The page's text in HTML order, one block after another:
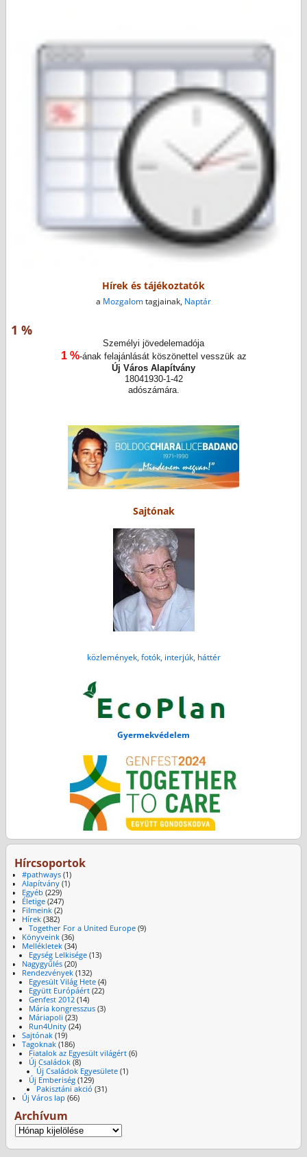
Hírek és tájékoztatók
a Mozgalomtagjainak, Naptár
1 %
Személyi jövedelemadója
1 %-ának felajánlását köszönettel vesszük az
Új Város Alapítvány
18041930-1-42
adószámára.
Sajtónak
közlemények, fotók, interjúk, háttér
Gyermekvédelem
Hírcsoportok
#pathways(1)
Alapítvány(1)
Egyéb (229)
Életige(247)
Filmeink(2)
Hírek(382)
Together For a United Europe (9)
Könyveink(36)
Mellékletek(34)
Egység Lelkisége (13)
Nagygyűlés(20)
Rendezvények(132)
Egyesült Világ Hete (4)
Együtt Európáért (22)
Genfest 2012 (14)
Mária kongresszus (3)
Máriapoli (23)
Run4Unity (24)
Sajtónak(19)
Tagoknak(186)
Fiatalok az Egyesült világért (6)
Új Családok (8)
Új Családok Egyesülete(1)
Új Emberiség (129)
Pakisztáni akció (31)
Új Város lap (66)
Archívum